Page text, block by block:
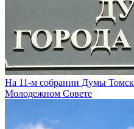
На 11-м собрании Думы
Молодежном Совете